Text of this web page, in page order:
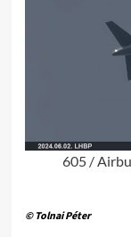
605 /
© Tolnai Péter